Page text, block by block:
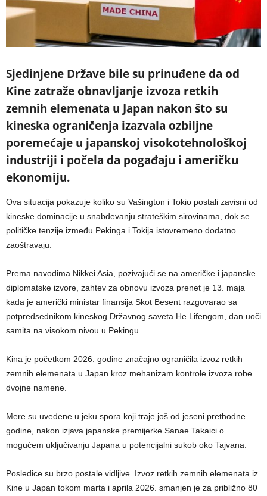
Sjedinjene Države bile su prinuđene da od
Kine zatraže obnavljanje izvoza retkih
zemnih elemenata u Japan nakon što su
kineska ograničenja izazvala ozbiljne
poremećaje u japanskoj visokotehnološkoj
industriji i počela da pogađaju i američku
ekonomiju.
Ova situacija pokazuje koliko su Vašington i Tokio postali zavisni od
kineske dominacije u snabdevanju strateškim sirovinama, dok se
političke tenzije između Pekinga i Tokija istovremeno dodatno
zaoštravaju.
Prema navodima Nikkei Asia, pozivajući se na američke i japanske
diplomatske izvore, zahtev za obnovu izvoza prenet je 13. maja
kada je američki ministar finansija Skot Besent razgovarao sa
potpredsednikom kineskog Državnog saveta He Lifengom, dan uoči
samita na visokom nivou u Pekingu.
Kina je početkom 2026. godine značajno ograničila izvoz retkih
zemnih elemenata u Japan kroz mehanizam kontrole izvoza robe
dvojne namene.
Mere su uvedene u jeku spora koji traje još od jeseni prethodne
godine, nakon izjava japanske premijerke Sanae Takaici o
mogućem uključivanju Japana u potencijalni sukob oko Tajvana.
Posledice su brzo postale vidljive. Izvoz retkih zemnih elemenata iz
Kine u Japan tokom marta i aprila 2026. smanjen je za približno 80